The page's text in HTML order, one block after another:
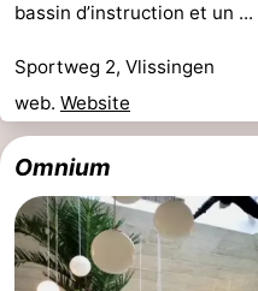
bassin d’instruction et un ...
Sportweg 2, Vlissingen
web. Website
Omnium